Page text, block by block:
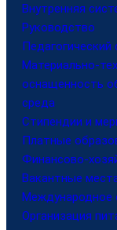
Внутренняя
Руководство
Педагогический
Материально-
оснащенность
среда
Стипендии и
Платные
Финансово-
Вакантные
Международное
Организация